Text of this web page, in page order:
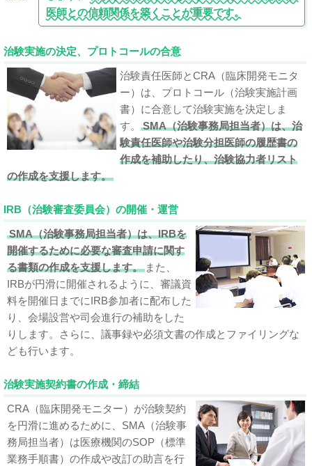
医師との信頼関係を築くことが重要です。
治験実施の決定、プロトコールの合意
治験責任医師とCRA（臨床開発モニタ
ー）は、プロトコール（治験実施計画
書）に合意して治験実施を決定しま
す。
SMA（治験事務局担当者）は、治
験責任医師や治験分担医師の履歴書の
作成を補助したり、治験協力者リスト
の作成を支援します。
IRB（治験審査委員会）の開催・運営
SMA（治験事務局担当者）は、IRBを
開催するために必要な審査申請に関す
る書類の作成を支援します。 また、
IRBが円滑に開催されるように、審議資
料を開催日までにIRB参加者に配布した
り、会場設営や司会進行の補助をした
りします。さらに、議事録や必須文書の作成とファイリングな
ども行います。
治験実施契約書の作成・締結
CRA（臨床開発モニター）が治験契約
を円滑に進めるために、SMA（治験事
務局担当者）は医療機関のSOP（標準
業務手順書）の作成や改訂の助言を行